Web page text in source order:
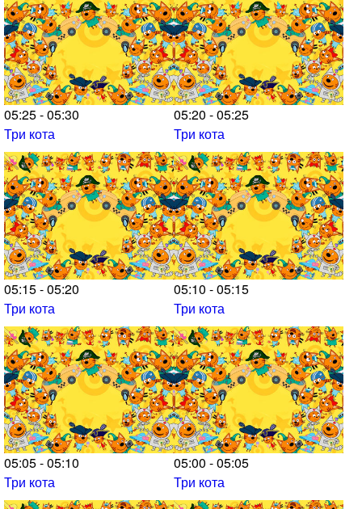
05:25 - 05:30
Три кота
05:20 - 05:25
Три кота
05:15 - 05:20
Три кота
05:10 - 05:15
Три кота
05:05 - 05:10
Три кота
05:00 - 05:05
Три кота